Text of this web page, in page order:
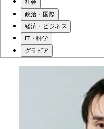
社会
政治・国際
経済・ビジネス
IT・科学
グラビア